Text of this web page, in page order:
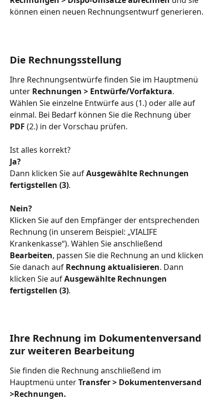
können einen neuen Rechnungsentwurf generieren.
Die Rechnungsstellung
Ihre Rechnungsentwürfe finden Sie im Hauptmenü
unter Rechnungen > Entwürfe/Vorfaktura.
Wählen Sie einzelne Entwürfe aus (1.) oder alle auf
einmal. Bei Bedarf können Sie die Rechnung über
PDF (2.) in der Vorschau prüfen.
Ist alles korrekt?
Ja?
Dann klicken Sie auf Ausgewählte Rechnungen
fertigstellen (3).
Nein?
Klicken Sie auf den Empfänger der entsprechenden
Rechnung (in unserem Beispiel: „VIALIFE
Krankenkasse“). Wählen Sie anschließend
Bearbeiten, passen Sie die Rechnung an und klicken
Sie danach auf Rechnung aktualisieren. Dann
klicken Sie auf Ausgewählte Rechnungen
fertigstellen (3).
Ihre Rechnung im Dokumentenversand
zur weiteren Bearbeitung
Sie finden die Rechnung anschließend im
Hauptmenü unter Transfer > Dokumentenversand
>Rechnungen.